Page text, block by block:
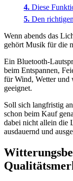
Diese
Den
Wenn abends das
gehört Musik für die
Ein Bluetooth-
beim Entspannen,
für Wind, Wetter und
geeignet.
Soll sich langfristig
schon beim Kauf
dabei nicht allein die
ausdauernd und